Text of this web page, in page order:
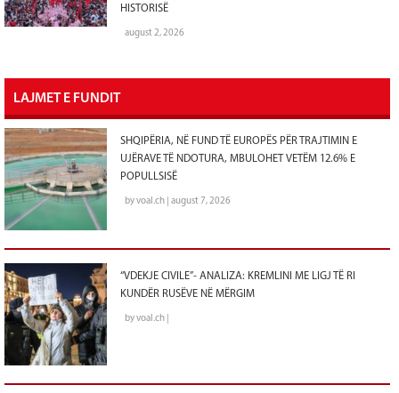
HISTORISË
august 2, 2026
LAJMET E FUNDIT
SHQIPËRIA, NË FUND TË EUROPËS PËR TRAJTIMIN E
UJËRAVE TË NDOTURA, MBULOHET VETËM 12.6% E
POPULLSISË
by voal.ch | august 7, 2026
“VDEKJE CIVILE”- ANALIZA: KREMLINI ME LIGJ TË RI
KUNDËR RUSËVE NË MËRGIM
by voal.ch |